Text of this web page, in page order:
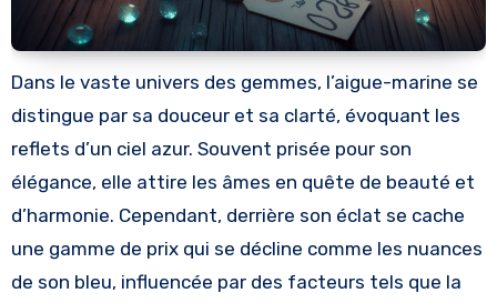
Dans le vaste univers des gemmes, l’aigue-marine se
distingue par sa douceur et sa clarté, évoquant les
reflets d’un ciel azur. Souvent prisée pour son
élégance, elle attire les âmes en quête de beauté et
d’harmonie. Cependant, derrière son éclat se cache
une gamme de prix qui se décline comme les nuances
de son bleu, influencée par des facteurs tels que la